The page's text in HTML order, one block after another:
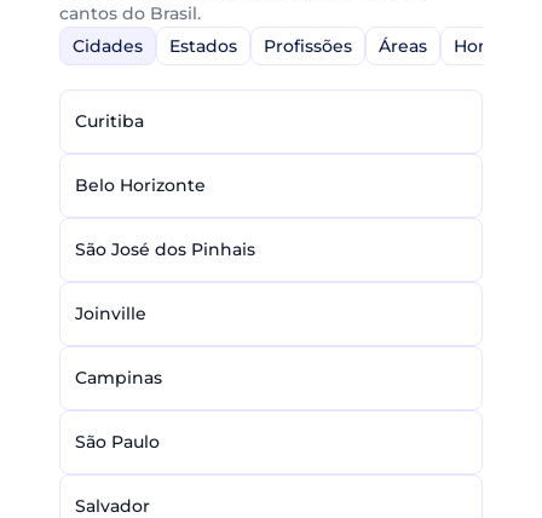
cantos do Brasil.
Cidades
Estados Profissões Áreas Home-
Curitiba
Belo Horizonte
São José dos Pinhais
Joinville
Campinas
São Paulo
Salvador